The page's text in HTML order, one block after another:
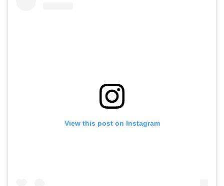
View this post on Instagram